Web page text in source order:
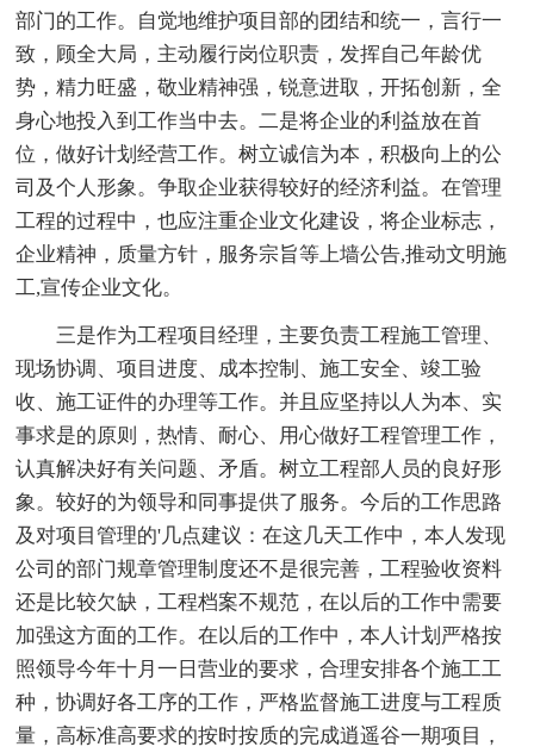
部门的工作。自觉地维护项目部的团结和统一，言行一
致，顾全大局，主动履行岗位职责，发挥自己年龄优
势，精力旺盛，敬业精神强，锐意进取，开拓创新，全
身心地投入到工作当中去。二是将企业的利益放在首
位，做好计划经营工作。树立诚信为本，积极向上的公
司及个人形象。争取企业获得较好的经济利益。在管理
工程的过程中，也应注重企业文化建设，将企业标志，
企业精神，质量方针，服务宗旨等上墙公告,推动文明施
工,宣传企业文化。
三是作为工程项目经理，主要负责工程施工管理、
现场协调、项目进度、成本控制、施工安全、竣工验
收、施工证件的办理等工作。并且应坚持以人为本、实
事求是的原则，热情、耐心、用心做好工程管理工作，
认真解决好有关问题、矛盾。树立工程部人员的良好形
象。较好的为领导和同事提供了服务。今后的工作思路
及对项目管理的'几点建议：在这几天工作中，本人发现
公司的部门规章管理制度还不是很完善，工程验收资料
还是比较欠缺，工程档案不规范，在以后的工作中需要
加强这方面的工作。在以后的工作中，本人计划严格按
照领导今年十月一日营业的要求，合理安排各个施工工
种，协调好各工序的工作，严格监督施工进度与工程质
量，高标准高要求的按时按质的完成逍遥谷一期项目，